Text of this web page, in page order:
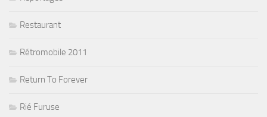
Restaurant
Rétromobile 2011
Return To Forever
Rié Furuse